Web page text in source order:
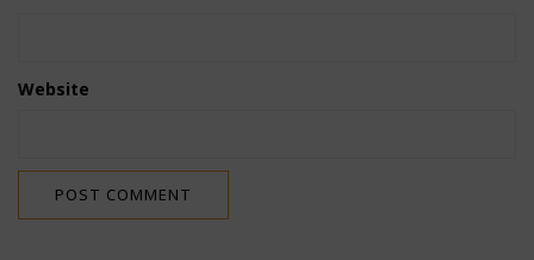
Website